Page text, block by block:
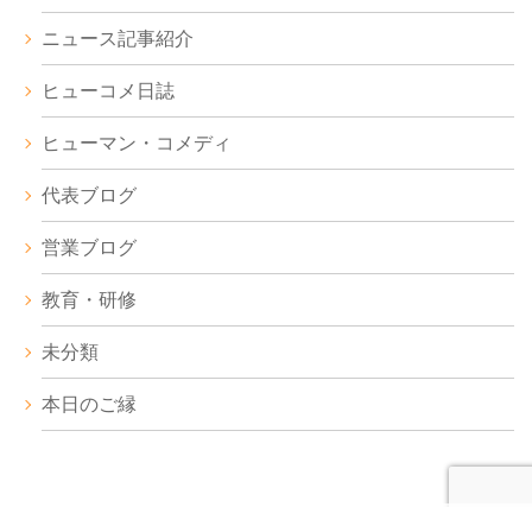
ニュース記事紹介
ヒューコメ日誌
ヒューマン・コメディ
代表ブログ
営業ブログ
教育・研修
未分類
本日のご縁